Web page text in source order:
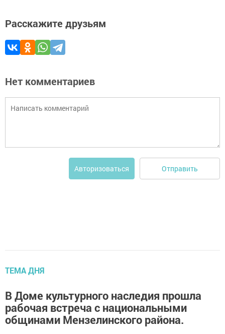
Расскажите друзьям
Нет комментариев
Авторизоваться Отправить
ТЕМА ДНЯ
В Доме культурного наследия прошла
рабочая встреча с национальными
общинами Мензелинского района.